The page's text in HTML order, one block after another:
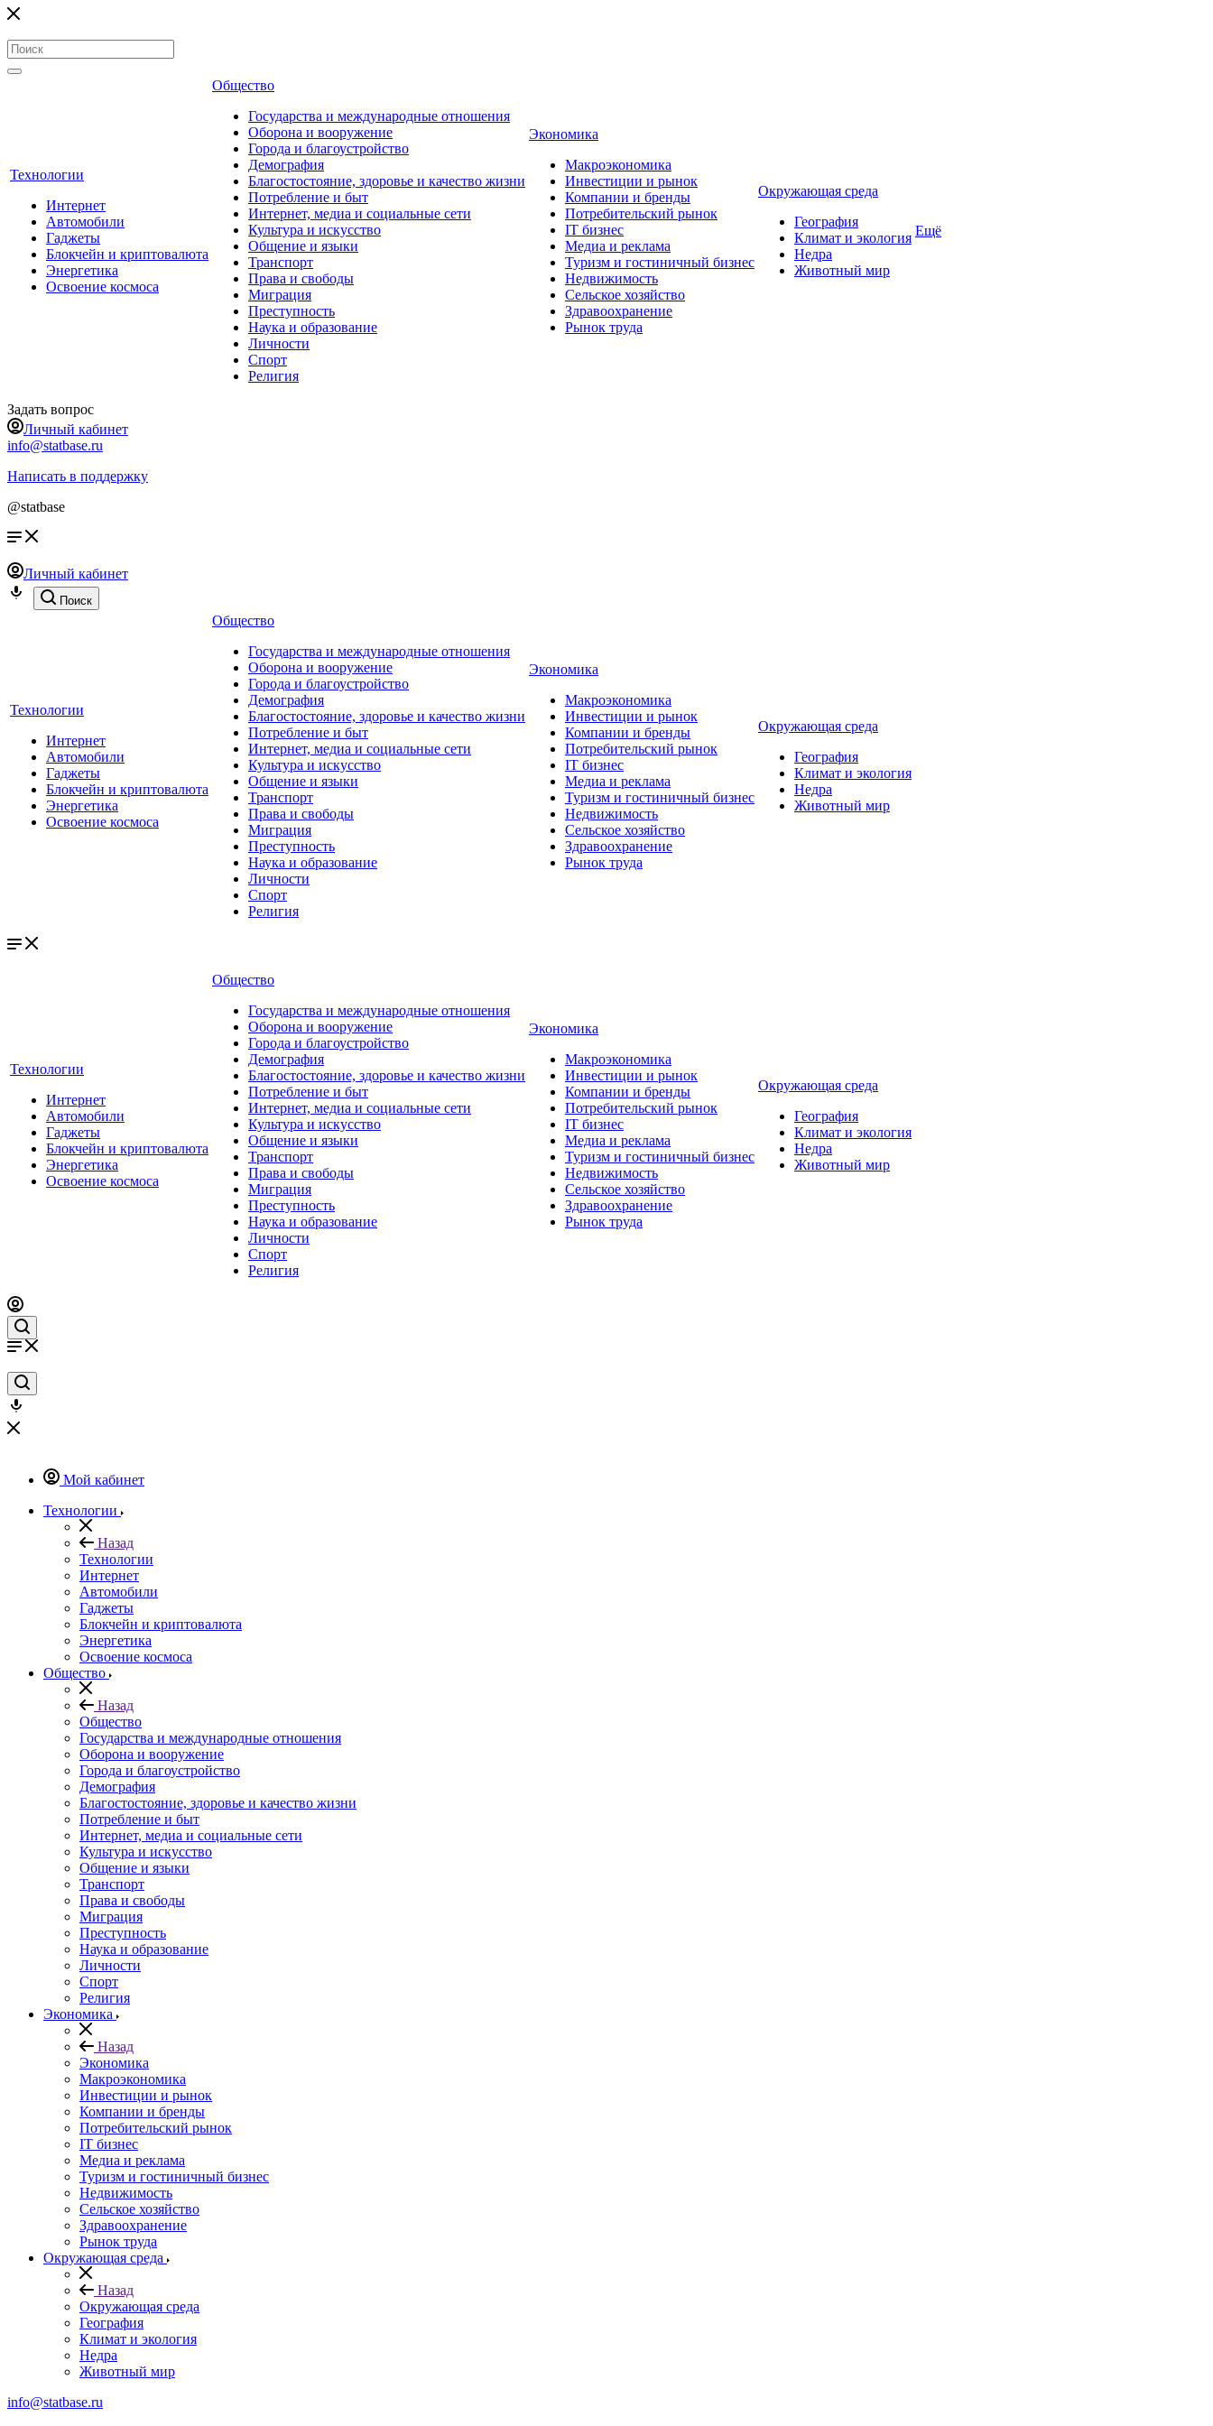
Технологии
Интернет
Автомобили
Гаджеты
Блокчейн и криптовалюта
Энергетика
Освоение космоса
Общество
Государства и международные отношения
Оборона и вооружение
Города и благоустройство
Демография
Благостостояние, здоровье и качество жизни
Потребление и быт
Интернет, медиа и социальные сети
Культура и искусство
Общение и языки
Транспорт
Права и свободы
Миграция
Преступность
Наука и образование
Личности
Спорт
Религия
Экономика
Макроэкономика
Инвестиции и рынок
Компании и бренды
Потребительский рынок
IT бизнес
Медиа и реклама
Туризм и гостиничный бизнес
Недвижимость
Сельское хозяйство
Здравоохранение
Рынок труда
Окружающая среда
География
Климат и экология
Недра
Животный мир
Ещё
Задать вопрос
Личный кабинет
info@statbase.ru
Написать в поддержку
@statbase
Личный кабинет
Поиск
Технологии
Интернет
Автомобили
Гаджеты
Блокчейн и криптовалюта
Энергетика
Освоение космоса
Общество
Государства и международные отношения
Оборона и вооружение
Города и благоустройство
Демография
Благостостояние, здоровье и качество жизни
Потребление и быт
Интернет, медиа и социальные сети
Культура и искусство
Общение и языки
Транспорт
Права и свободы
Миграция
Преступность
Наука и образование
Личности
Спорт
Религия
Экономика
Макроэкономика
Инвестиции и рынок
Компании и бренды
Потребительский рынок
IT бизнес
Медиа и реклама
Туризм и гостиничный бизнес
Недвижимость
Сельское хозяйство
Здравоохранение
Рынок труда
Окружающая среда
География
Климат и экология
Недра
Животный мир
Технологии
Интернет
Автомобили
Гаджеты
Блокчейн и криптовалюта
Энергетика
Освоение космоса
Общество
Государства и международные отношения
Оборона и вооружение
Города и благоустройство
Демография
Благостостояние, здоровье и качество жизни
Потребление и быт
Интернет, медиа и социальные сети
Культура и искусство
Общение и языки
Транспорт
Права и свободы
Миграция
Преступность
Наука и образование
Личности
Спорт
Религия
Экономика
Макроэкономика
Инвестиции и рынок
Компании и бренды
Потребительский рынок
IT бизнес
Медиа и реклама
Туризм и гостиничный бизнес
Недвижимость
Сельское хозяйство
Здравоохранение
Рынок труда
Окружающая среда
География
Климат и экология
Недра
Животный мир
Мой кабинет
Технологии
Назад
Технологии
Интернет
Автомобили
Гаджеты
Блокчейн и криптовалюта
Энергетика
Освоение космоса
Общество
Назад
Общество
Государства и международные отношения
Оборона и вооружение
Города и благоустройство
Демография
Благостостояние, здоровье и качество жизни
Потребление и быт
Интернет, медиа и социальные сети
Культура и искусство
Общение и языки
Транспорт
Права и свободы
Миграция
Преступность
Наука и образование
Личности
Спорт
Религия
Экономика
Назад
Экономика
Макроэкономика
Инвестиции и рынок
Компании и бренды
Потребительский рынок
IT бизнес
Медиа и реклама
Туризм и гостиничный бизнес
Недвижимость
Сельское хозяйство
Здравоохранение
Рынок труда
Окружающая среда
Назад
Окружающая среда
География
Климат и экология
Недра
Животный мир
info@statbase.ru